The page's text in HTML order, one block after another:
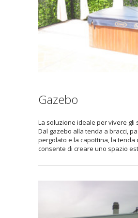
Gazebo
La soluzione ideale per vivere gli
Dal gazebo alla tenda a bracci,
pergolato e la capottina, la tenda
consente di creare uno spazio